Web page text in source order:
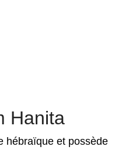
Hanita
hébraïque et possède